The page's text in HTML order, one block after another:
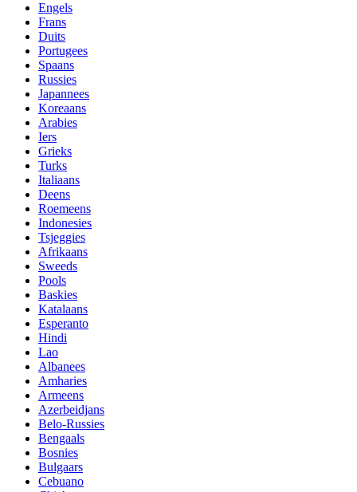
Engels
Frans
Duits
Portugees
Spaans
Russies
Japannees
Koreaans
Arabies
Iers
Grieks
Turks
Italiaans
Deens
Roemeens
Indonesies
Tsjeggies
Afrikaans
Sweeds
Pools
Baskies
Katalaans
Esperanto
Hindi
Lao
Albanees
Amharies
Armeens
Azerbeidjans
Belo-Russies
Bengaals
Bosnies
Bulgaars
Cebuano